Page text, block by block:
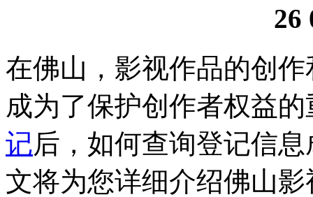
26
在佛山，影视作品的创
成为了保护创作者权益
记后，如何查询登记信
文将为您详细介绍佛山